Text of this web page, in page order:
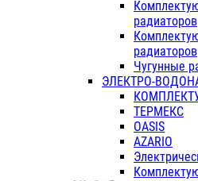
радиаторов
радиаторов
Чугунные
ЭЛЕКТРО-
ТЕРМЕКС
OASIS
AZARIO